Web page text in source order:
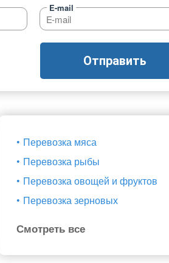
Добавить
Ж.Д. транспорт
Авиа транспорт
Транспорт для
E-mail
Отправить
Перевозка мяса
Перевозка рыбы
Перевозка овощей и фруктов
Перевозка зерновых
Смотреть все